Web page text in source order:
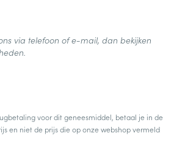
voor dit geneesmiddel, betaal je in de
en niet de prijs die op onze webshop vermeld
via telefoon of e-mail, dan bekijken